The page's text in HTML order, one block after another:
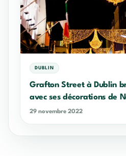
DUBLIN
Grafton Street à Dublin
avec ses décorations de
29 novembre 2022